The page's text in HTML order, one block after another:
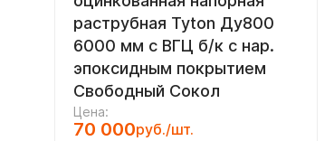
раструбная Tyton Ду800
6000 мм с ВГЦ б/к с нар.
эпоксидным покрытием
Свободный Сокол
Цена:
70 000руб./шт.